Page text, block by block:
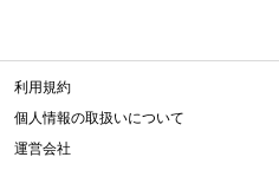
利用規約
個人情報の取扱いについて
運営会社